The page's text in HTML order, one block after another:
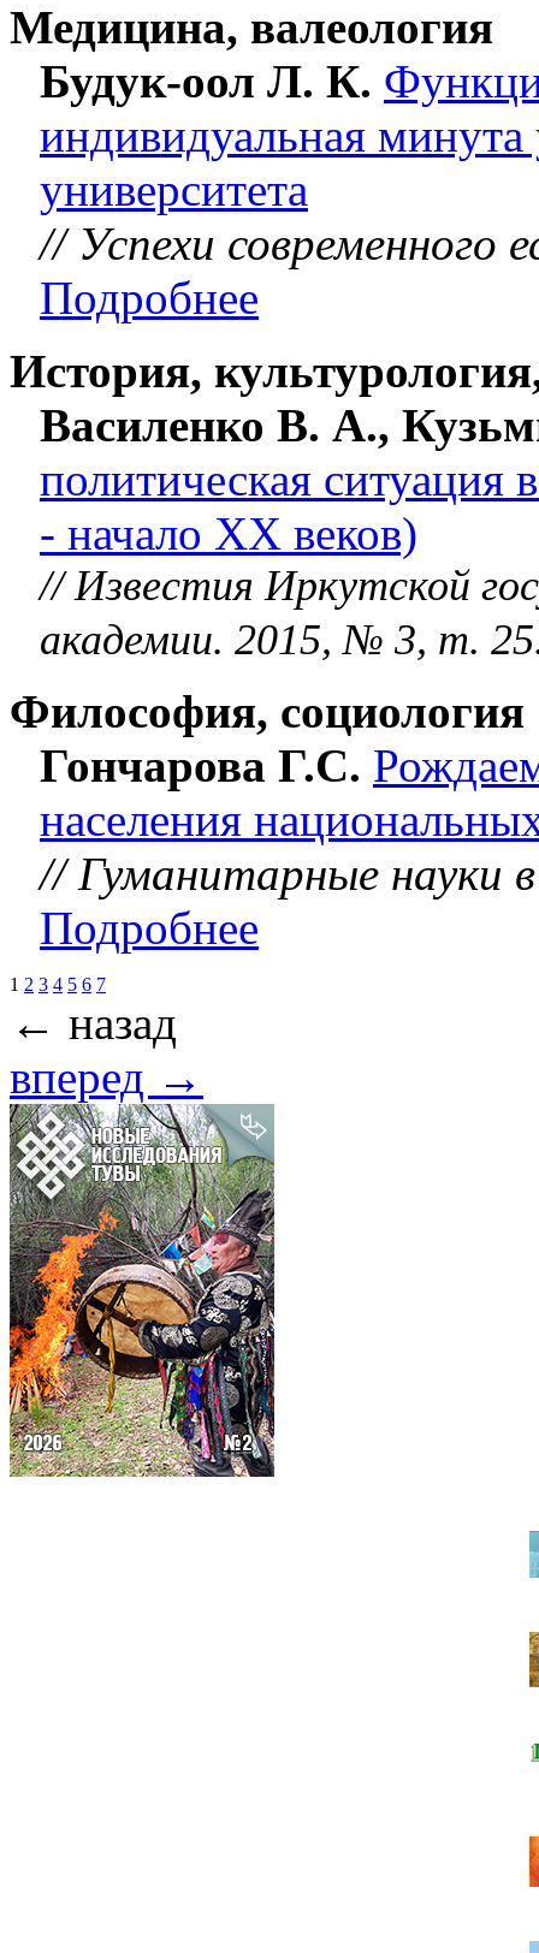
Медицина, валеология
Будук-оол Л. К.
индивидуальная минута
университета
// Успехи современного
Подробнее
История,
Василенко В. А.,
политическая
- начало XX веков)
// Известия Иркутской
академии. 2015, № 3, т.
Философия, социология
Гончарова Г.С.
населения
// Гуманитарные науки
Подробнее
1 2 3 4 5 6 7
← назад
вперед →